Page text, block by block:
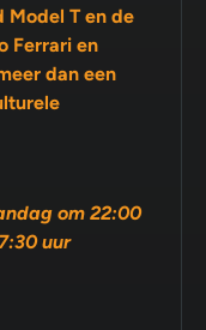
Model T en de
dan een
om 22:00
uur